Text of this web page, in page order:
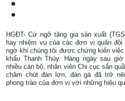
HGĐT- Cứ ngỡ tăng gia sản xuất
hay nhiệm vụ của các đơn vị quân
ngờ khi chúng tôi được chứng kiến
khẩu Thanh Thủy. Hàng ngày sau
nhiều cán bộ, nhân viên Chi cục sắn
chăm chút đàn lợn, đàn gà đã trở
phong trào của đơn vị với những hiệu